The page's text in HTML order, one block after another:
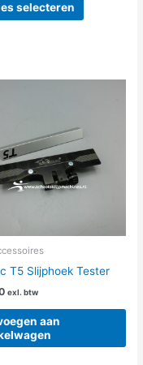
selecteren
T5 Slijphoek Tester
exl. btw
aan